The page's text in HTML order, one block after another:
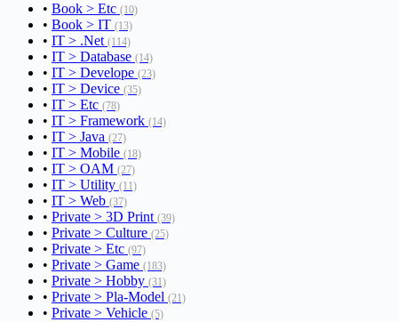
• Book > Etc (10)
• Book > IT (13)
• IT > .Net (114)
• IT > Database (14)
• IT > Develope (23)
• IT > Device (35)
• IT > Etc (78)
• IT > Framework (14)
• IT > Java (27)
• IT > Mobile (18)
• IT > OAM (27)
• IT > Utility (11)
• IT > Web (37)
• Private > 3D Print (39)
• Private > Culture (25)
• Private > Etc (97)
• Private > Game (183)
• Private > Hobby (31)
• Private > Pla-Model (21)
• Private > Vehicle (5)